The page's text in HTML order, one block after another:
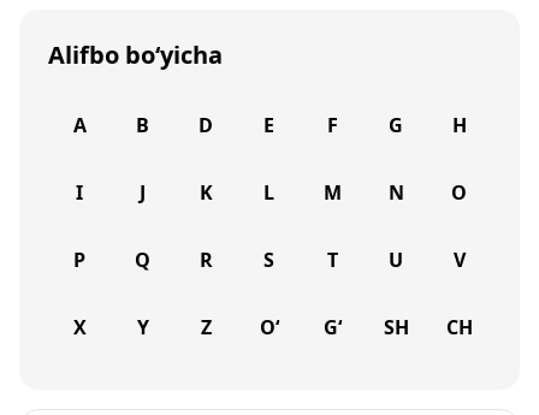
Alifbo bo‘yicha
A B D E F G H
I J K L M N O
P Q R S T U V
X Y Z O‘ G‘ SH CH